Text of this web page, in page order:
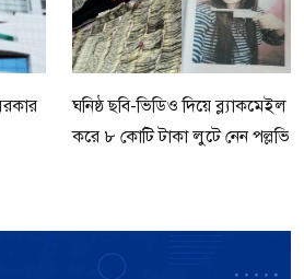
ঘনিষ্ঠ ছবি-ভিডিও দিয়ে ব্ল্যাকমেইল
করে ৮ কোটি টাকা লুটে নেন পল্লভি